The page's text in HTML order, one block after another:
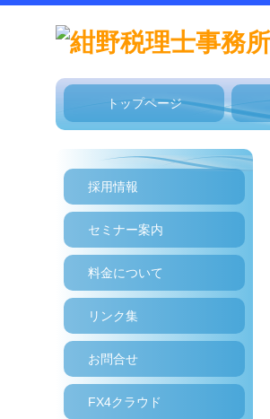
トップページ
採用情報
セミナー案内
料金について
リンク集
お問合せ
FX4クラウド